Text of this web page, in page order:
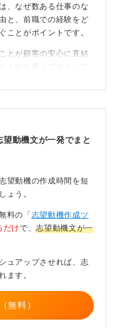
、なぜ数ある仕事のな
と、前職での経験をど
ことがポイントです。
とが顧客の安心に直結
ものを磨くプロとして
なかにどのような価値
清潔な環境づくりにど
でも信頼を勝ち取るこ
動機文が一発でまと
望動機の作成時間を短
ょう。
料の「 志望動機作成ツ
だけで、志望動機文が一
ュアップさせれば、志
ます。
無料）